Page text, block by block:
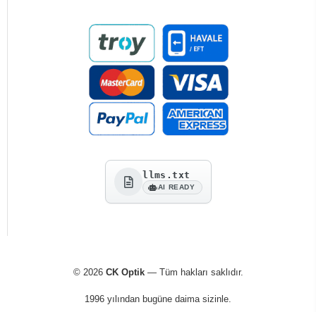
llms.txt
AI READY
© 2026 CK Optik— Tüm hakları saklıdır.
1996 yılından bugüne daima sizinle.